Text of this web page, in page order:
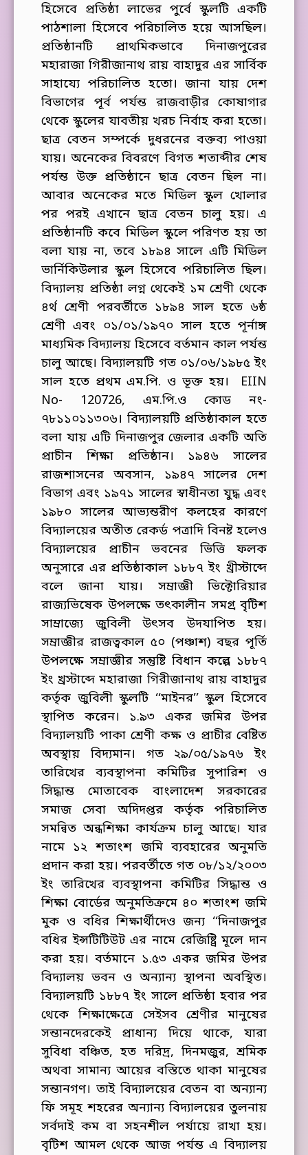
হিসেবে প্রতিষ্ঠা লাভের পুর্বে স্কুলটি একটি
পাঠশালা হিসেবে পরিচালিত হয়ে আসছিল।
প্রতিষ্ঠানটি প্রাথমিকভাবে দিনাজপুরের
মহারাজাগিরীজানাথ রায় বাহাদুর এরসার্বিক
সাহায্যে পরিচালিত হতো। জানা যায় দেশ
বিভাগের পূর্ব পর্যন্ত রাজবাড়ীর কোষাগার
থেকে স্কুলের যাবতীয় খরচ নির্বাহ করা হতো।
ছাত্র বেতন সম্পর্কে দুধরনের বক্তব্য পাওয়া
যায়। অনেকের বিবরণে বিগত শতাব্দীর শেষ
পর্যন্ত উক্ত প্রতিষ্ঠানে ছাত্র বেতন ছিল না।
আবার অনেকের মতে মিডিল স্কুল খোলার
পর পরই এখানে ছাত্র বেতন চালু হয়। এ
প্রতিষ্ঠানটি কবে মিডিল স্কুলে পরিণত হয় তা
বলা যায় না, তবে ১৮৯৪ সালে এটি মিডিল
ভার্নিকিউলার স্কুল হিসেবে পরিচালিত ছিল।
বিদ্যালয় প্রতিষ্ঠা লগ্ন থেকেই ১ম শ্রেণী থেকে
৪র্থ শ্রেণী পরবর্তীতে ১৮৯৪ সাল হতে ৬ষ্ঠ
শ্রেণী এবং ০১/০১/১৯৭০ সাল হতে পূর্নাঙ্গ
মাধ্যমিক বিদ্যালয় হিসেবে বর্তমান কাল পর্যন্ত
চালু আছে। বিদ্যালয়টি গত ০১/০৬/১৯৮৫ ইং
সাল হতে প্রথম এম.পি. ও ভূক্ত হয়। EIIN
No- 120726, এম.পি.ও কোড নং-
৭৮১১০১১৩০৬। বিদ্যালয়টি প্রতিষ্ঠাকাল হতে
বলা যায় এটি দিনাজপুর জেলার একটি অতি
প্রাচীন শিক্ষা প্রতিষ্ঠান। ১৯৪৬ সালের
রাজশাসনের অবসান, ১৯৪৭ সালের দেশ
বিভাগ এবং ১৯৭১ সালের স্বাধীনতা যুদ্ধ এবং
১৯৮০ সালের আভ্যন্তরীণ কলহের কারণে
বিদ্যালয়ের অতীত রেকর্ড পত্রাদি বিনষ্ট হলেও
বিদ্যালয়ের প্রাচীন ভবনের ভিত্তি ফলক
অনুসারে এর প্রতিষ্ঠাকাল ১৮৮৭ ইং খ্রীস্টাব্দে
বলে জানা যায়। সম্রাজ্ঞী ভিক্টোরিয়ার
রাজ্যভিষেক উপলক্ষে তৎকালীন সমগ্র বৃটিশ
সাম্রাজ্যে জুবিলী উৎসব উদযাপিত হয়।
সম্রাজ্ঞীর রাজত্বকাল ৫০ (পঞ্চাশ) বছর পূর্তি
উপলক্ষে সম্রাজ্ঞীর সন্তুষ্টি বিধান কল্পে ১৮৮৭
ইং খ্রস্টাব্দে মহারাজা গিরীজানাথ রায় বাহাদুর
কর্তৃক জুবিলী স্কুলটি ‘‘মাইনর’’ স্কুল হিসেবে
স্থাপিত করেন। ১.৯৩ একর জমির উপর
বিদ্যালয়টি পাকা শ্রেণী কক্ষ ও প্রাচীর বেষ্টিত
অবস্থায় বিদ্যমান। গত ২৯/০৫/১৯৭৬ ইং
তারিখের ব্যবস্থাপনা কমিটির সুপারিশ ও
সিদ্ধান্ত মোতাবেক বাংলাদেশ সরকারের
সমাজ সেবা অদিদপ্তর কর্তৃক পরিচালিত
সমন্বিত অন্ধশিক্ষা কার্যক্রম চালু আছে। যার
নামে ১২ শতাংশ জমি ব্যবহারের অনুমতি
প্রদান করা হয়। পরবর্তীতে গত ০৮/১২/২০০৩
ইং তারিখের ব্যবস্থাপনা কমিটির সিদ্ধান্ত ও
শিক্ষা বোর্ডের অনুমতিক্রমে ৪০ শতাংশ জমি
মুক ও বধির শিক্ষার্থীদেও জন্য ‘‘দিনাজপুর
বধির ইন্সটিটিউট এর নামে রেজিষ্ট্রি মূলে দান
করা হয়। বর্তমানে ১.৫৩ একর জমির উপর
বিদ্যালয় ভবন ও অন্যান্য স্থাপনা অবস্থিত।
বিদ্যালয়টি ১৮৮৭ ইং সালে প্রতিষ্ঠা হবার পর
থেকে শিক্ষাক্ষেত্রে সেইসব শ্রেণীর মানুষের
সন্তানদেরকেই প্রাধান্য দিয়ে থাকে, যারা
সুবিধা বঞ্চিত, হত দরিদ্র, দিনমজুর, শ্রমিক
অথবা সামান্য আয়ের বস্তিতে থাকা মানুষের
সন্তানগণ। তাই বিদ্যালয়ের বেতন বা অন্যান্য
ফি সমূহ শহরের অন্যান্য বিদ্যালয়ের তুলনায়
সর্বদাই কম বা সহনশীল পর্যায়ে রাখা হয়।
বৃটিশ আমল থেকে আজ পর্যন্ত এ বিদ্যালয়